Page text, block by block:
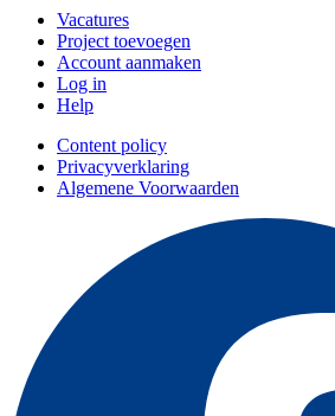
Vacatures
Project toevoegen
Account aanmaken
Log in
Help
Content policy
Privacyverklaring
Algemene Voorwaarden